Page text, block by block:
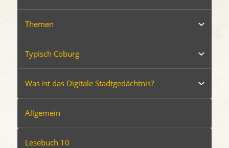
Themen
Typisch Coburg
Was ist das Digitale Stadtgedächtnis?
Allgemein
Lesebuch 10